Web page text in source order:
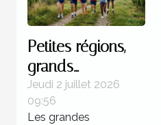
Petites régions,
grands
champions : une
réalité française
Jeudi 2 juillet 2026
09:56
Les grandes